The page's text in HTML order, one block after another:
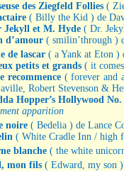
des Ziegfeld Follies (
( Billy the Kid ) de
Jekyll et M. Hyde ( Dr.
d’amour ( smilin’through )
de lascar ( a Yank at Eton )
petits et grands ( it
recommence ( forever and
Robert Stevenson &
Hopper’s Hollywood No.
apparition
noire ( Bedelia ) de Lance
( White Cradle Inn / high
blanche ( the white
mon fils ( Edward, my son